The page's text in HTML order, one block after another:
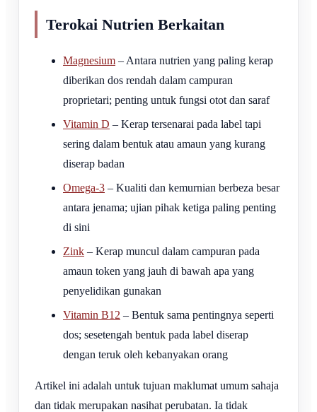
Terokai Nutrien Berkaitan
Magnesium – Antara nutrien yang paling kerap
diberikan dos rendah dalam campuran
proprietari; penting untuk fungsi otot dan saraf
Vitamin D – Kerap tersenarai pada label tapi
sering dalam bentuk atau amaun yang kurang
diserap badan
Omega-3 – Kualiti dan kemurnian berbeza besar
antara jenama; ujian pihak ketiga paling penting
di sini
Zink – Kerap muncul dalam campuran pada
amaun token yang jauh di bawah apa yang
penyelidikan gunakan
Vitamin B12 – Bentuk sama pentingnya seperti
dos; sesetengah bentuk pada label diserap
dengan teruk oleh kebanyakan orang
Artikel ini adalah untuk tujuan maklumat umum sahaja
dan tidak merupakan nasihat perubatan. Ia tidak